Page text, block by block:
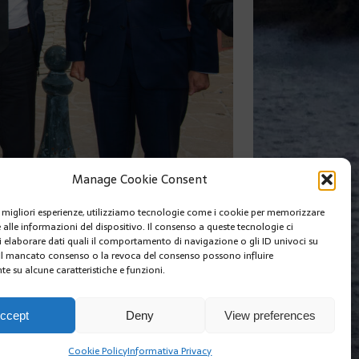
Manage Cookie Consent
migliori esperienze, utilizziamo tecnologie come i cookie per memorizzare
alle informazioni del dispositivo. Il consenso a queste tecnologie ci
elaborare dati quali il comportamento di navigazione o gli ID univoci su
mancato consenso o la revoca del consenso possono influire
su alcune caratteristiche e funzioni.
Deny View preferences
Cookie PolicyInformativa Privacy
SUIVANT
SIAMO COOKIE POLICY (EU)